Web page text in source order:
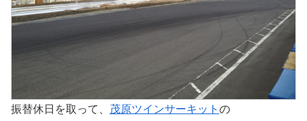
振替休日を取って、 茂原ツインサーキット の